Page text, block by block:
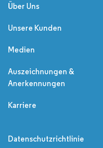
Über Uns
Unsere Kunden
Medien
Auszeichnungen &
Anerkennungen
Karriere
Datenschutzrichtlinie